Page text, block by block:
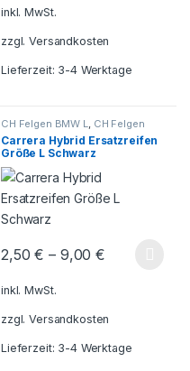
inkl. MwSt.
zzgl.Versandkosten
Lieferzeit: 3-4 Werktage
CH Felgen BMW L, CH Felgen
Mustang L , Carrera Hybrid
Ferrari,CH Felgen Ferrari L,
Carrera Hybrid,CH Felgen Größe
Carrera Hybrid Ersatzreifen
Größe L Schwarz
2,50€ – 9,00€
Dieses Produkt weist mehrere
inkl. MwSt.
zzgl.Versandkosten
Lieferzeit: 3-4 Werktage